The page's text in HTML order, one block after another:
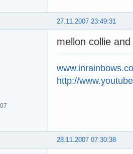
27.11.2007 23:49:31
mellon collie
http://
28.11.2007 07:30:38